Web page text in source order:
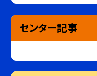
センター記事